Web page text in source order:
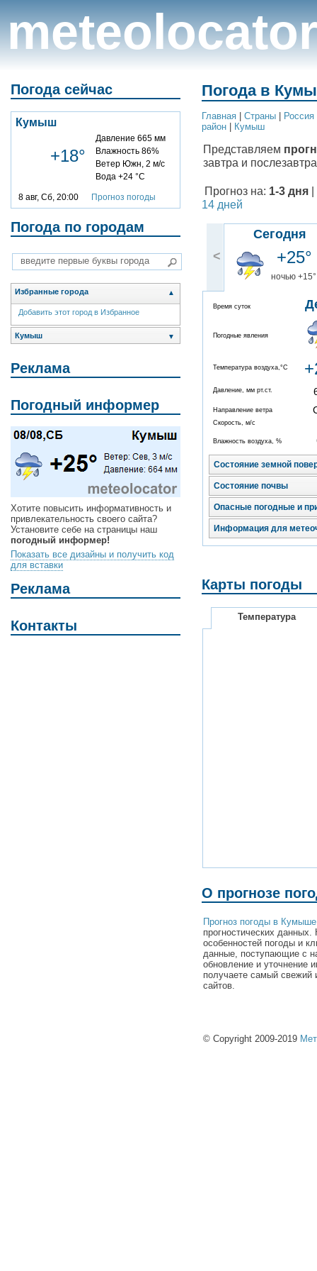
meteolocator
Погода сейчас
Кумыш
+18°
Давление 665 мм
Влажность 86%
Ветер Южн, 2 м/с
Вода +24 °C
8 авг, Сб, 20:00 Прогноз погоды
Погода по городам
Избранные города ▲
Добавить этот город в Избранное
Кумыш ▼
Реклама
Погодный информер
Хотите повысить информативность и
привлекательность своего сайта?
Установите себе на страницы наш
погодный информер!
Показать все дизайны и получить код
для вставки
Реклама
Контакты
Погода в
Главная Cтраны Россия
район
Кумыш
Представляем
завтра и
Прогноз на: 1-3 дня
14 дней
<
Сегодня
+25°
ночью +15°
Время суток
Погодные явления
Температура воздуха,°C
Давление, мм рт.ст.
Направление ветра
Скорость, м/с
Влажность воздуха, %
Состояние земной
Состояние почвы
Опасные погодные и
Информация для
Карты погоды
Температура
О прогнозе
Прогноз погоды в Кумыше
прогностических
особенностей погоды и
данные, поступающие с
обновление и уточнение
получаете самый свежий
сайтов.
© Copyright 2009-2019